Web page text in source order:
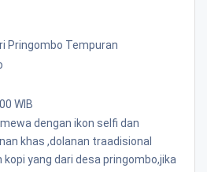
Pringombo Tempuran
WIB
dengan ikon selfi dan
khas ,dolanan traadisional
yang dari desa pringombo,jika